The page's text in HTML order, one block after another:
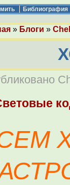
Библиография
» Блоги »